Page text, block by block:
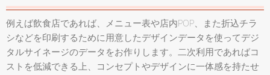
例えば飲食店であれば、メニュー表や店内POP、また折込チラ
シなどを印刷するために用意したデザインデータを使ってデジ
タルサイネージのデータをお作りします。二次利用であればコ
ストを低減できる上、コンセプトやデザインに一体感を持たせ